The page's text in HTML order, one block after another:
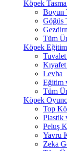
Köpek
Boyun
Göğüs
Tüm
Köpek
Levha
Eğitim
Tüm
Köpek
Top
Plastik
Peluş
Yavru
Zeka